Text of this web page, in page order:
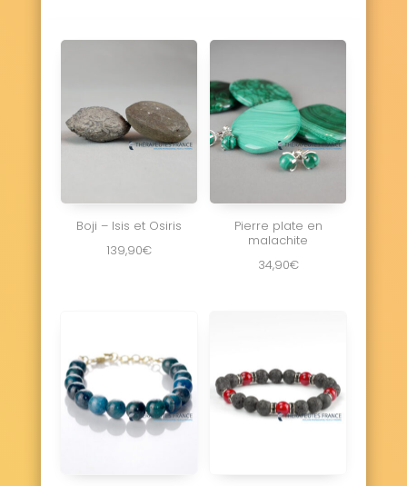
Boji – Isis et Osiris
139,90€
Pierre plate en
malachite
34,90€